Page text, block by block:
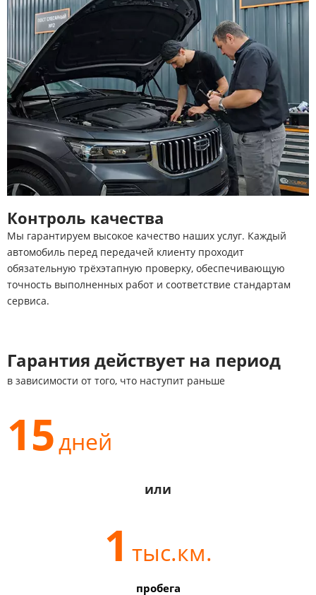
Контроль качества
Мы гарантируем высокое качество наших услуг. Каждый
автомобиль перед передачей клиенту проходит
обязательную трёхэтапную проверку, обеспечивающую
точность выполненных работ и соответствие стандартам
сервиса.
Гарантия действует на период
в зависимости от того, что наступит раньше
15дней
или
1 тыс.км.
пробега